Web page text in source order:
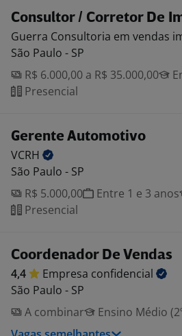
Consultor / Corretor De
Guerra Consultoria em vendas
São Paulo - SP
R$ 6.000,00 a R$ 35.000,00
Presencial
Gerente Automotivo
VCRH
São Paulo - SP
R$ 5.000,00
Entre 1 e 3 anos
Presencial
Coordenador De Vendas
4,4 Empresa confidencial
São Paulo - SP
A combinar
Ensino Médio